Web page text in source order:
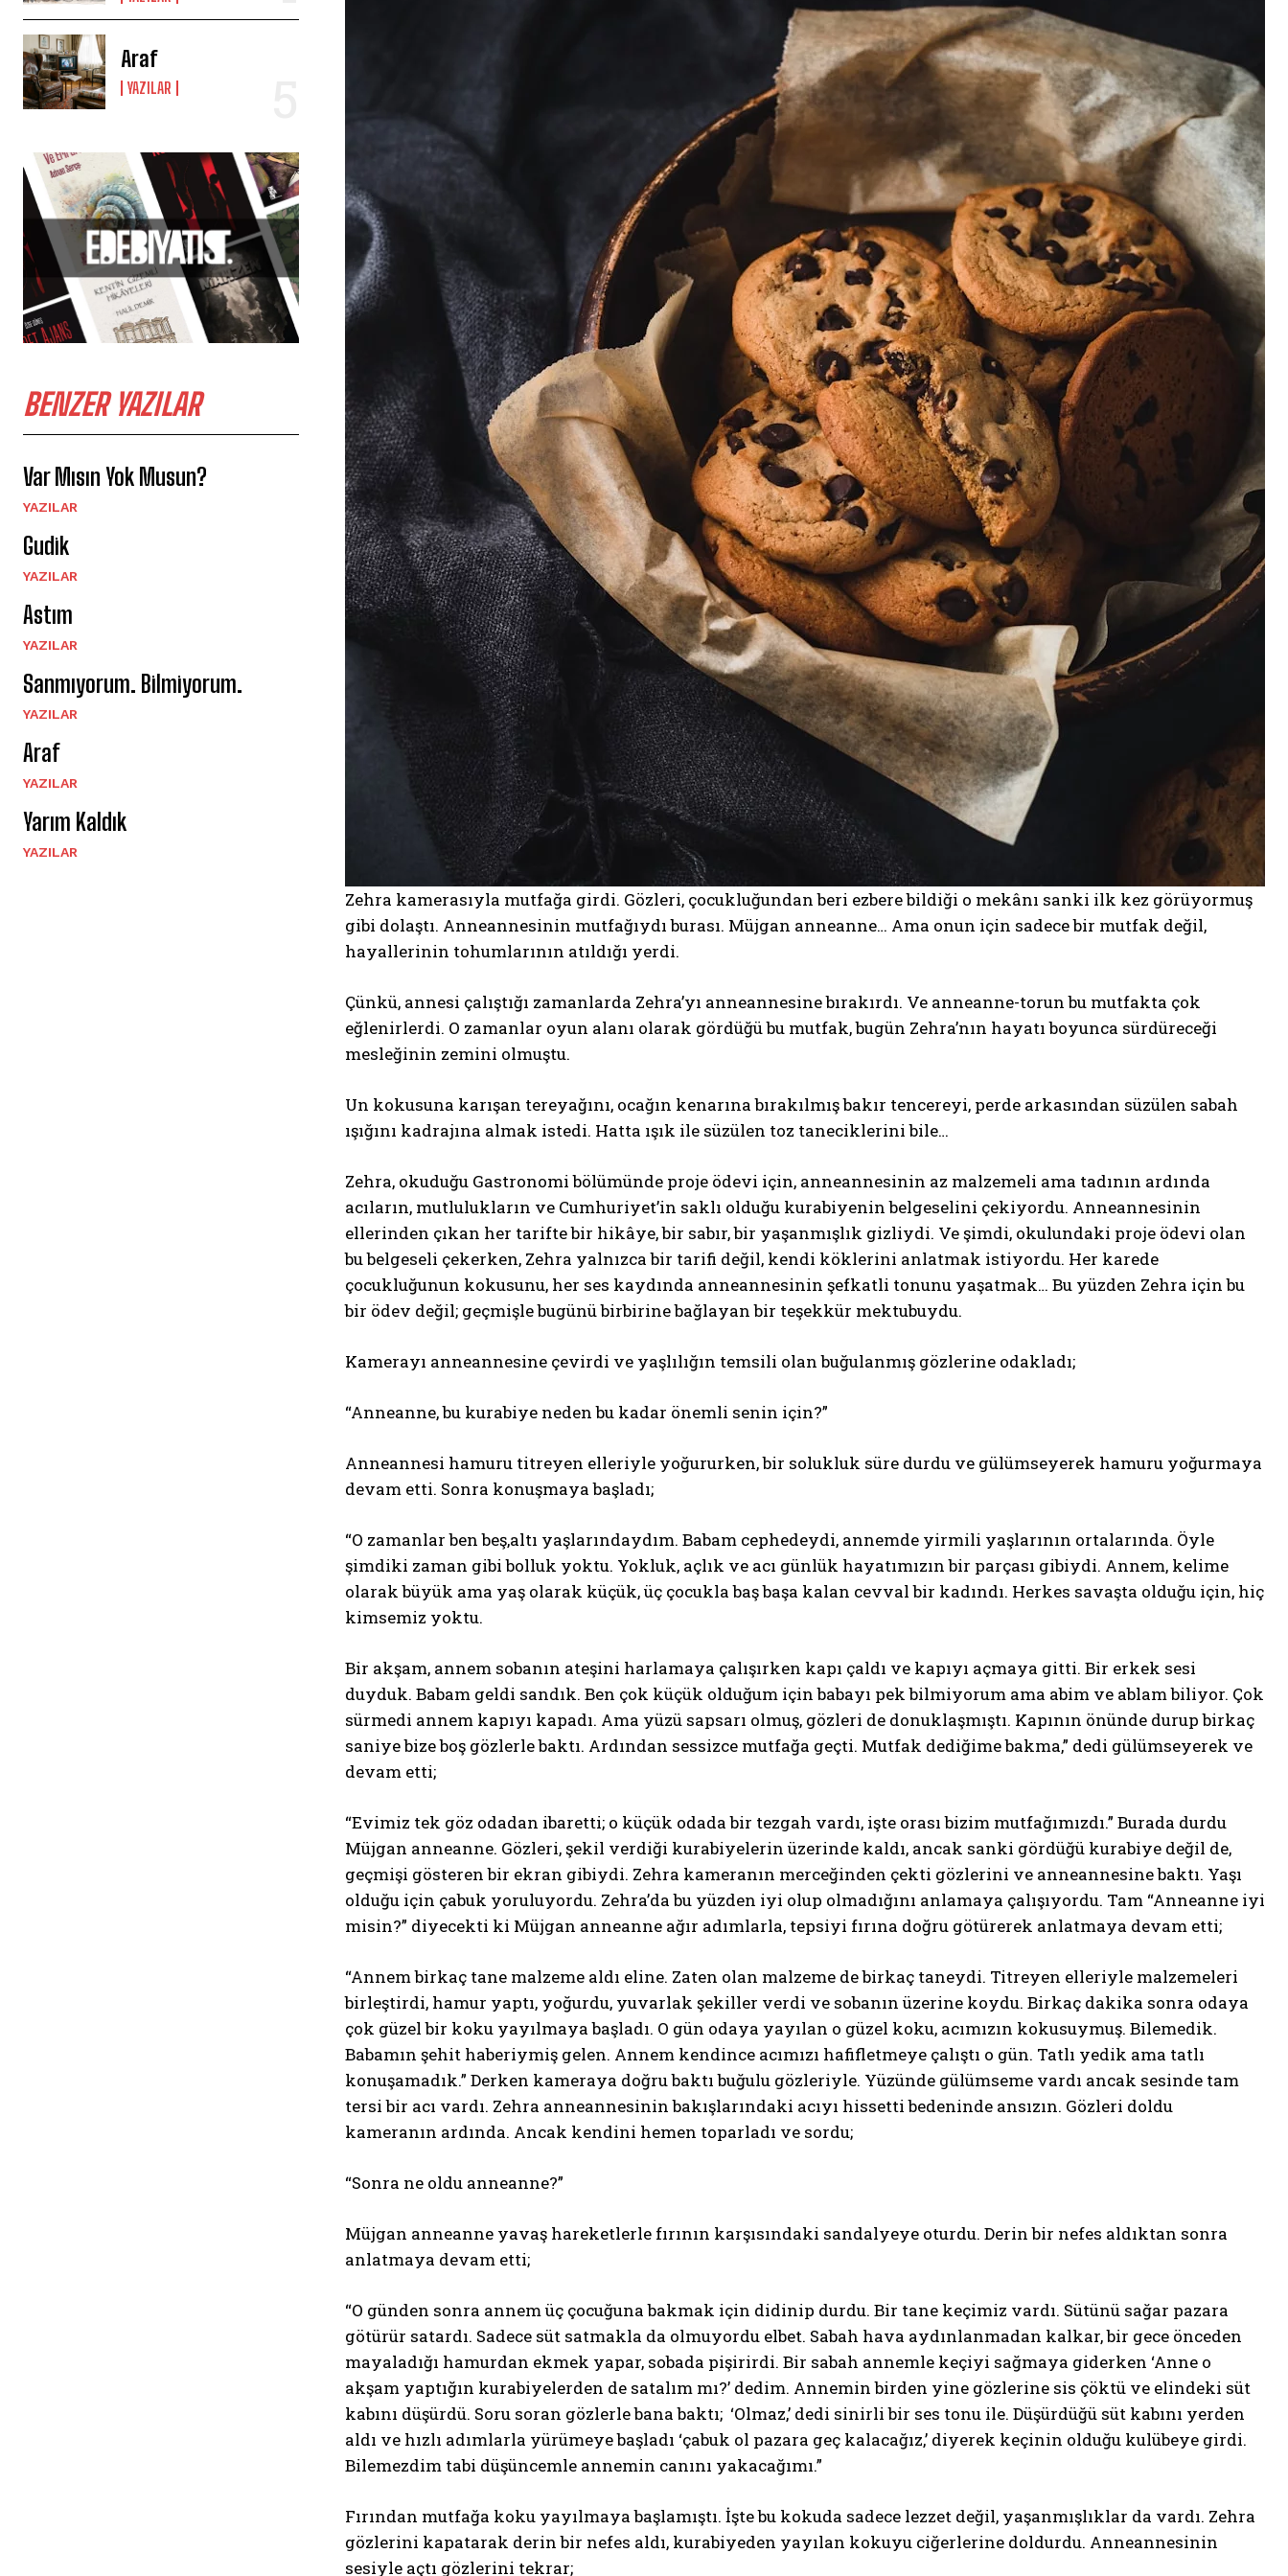
Araf
YAZILAR
BENZER YAZILAR
Var Mısın Yok Musun?
YAZILAR
Gudik
YAZILAR
Astım
YAZILAR
Sanmıyorum. Bilmiyorum.
YAZILAR
Araf
YAZILAR
Yarım Kaldık
YAZILAR
Zehra kamerasıyla mutfağa girdi. Gözleri, çocukluğundan beri ezbere bildiği o mekânı sanki ilk kez görüyormuş
gibi dolaştı. Anneannesinin mutfağıydı burası. Müjgan anneanne… Ama onun için sadece bir mutfak değil,
hayallerinin tohumlarının atıldığı yerdi.
Çünkü, annesi çalıştığı zamanlarda Zehra’yı anneannesine bırakırdı. Ve anneanne-torun bu mutfakta çok
eğlenirlerdi. O zamanlar oyun alanı olarak gördüğü bu mutfak, bugün Zehra’nın hayatı boyunca sürdüreceği
mesleğinin zemini olmuştu.
Un kokusuna karışan tereyağını, ocağın kenarına bırakılmış bakır tencereyi, perde arkasından süzülen sabah
ışığını kadrajına almak istedi. Hatta ışık ile süzülen toz taneciklerini bile…
Zehra, okuduğu Gastronomi bölümünde proje ödevi için, anneannesinin az malzemeli ama tadının ardında
acıların, mutlulukların ve Cumhuriyet’in saklı olduğu kurabiyenin belgeselini çekiyordu. Anneannesinin
ellerinden çıkan her tarifte bir hikâye, bir sabır, bir yaşanmışlık gizliydi. Ve şimdi, okulundaki proje ödevi olan
bu belgeseli çekerken, Zehra yalnızca bir tarifi değil, kendi köklerini anlatmak istiyordu. Her karede
çocukluğunun kokusunu, her ses kaydında anneannesinin şefkatli tonunu yaşatmak… Bu yüzden Zehra için bu
bir ödev değil; geçmişle bugünü birbirine bağlayan bir teşekkür mektubuydu.
Kamerayı anneannesine çevirdi ve yaşlılığın temsili olan buğulanmış gözlerine odakladı;
“Anneanne, bu kurabiye neden bu kadar önemli senin için?”
Anneannesi hamuru titreyen elleriyle yoğururken, bir solukluk süre durdu ve gülümseyerek hamuru yoğurmaya
devam etti. Sonra konuşmaya başladı;
“O zamanlar ben beş,altı yaşlarındaydım. Babam cephedeydi, annemde yirmili yaşlarının ortalarında. Öyle
şimdiki zaman gibi bolluk yoktu. Yokluk, açlık ve acı günlük hayatımızın bir parçası gibiydi. Annem, kelime
olarak büyük ama yaş olarak küçük, üç çocukla baş başa kalan cevval bir kadındı. Herkes savaşta olduğu için, hiç
kimsemiz yoktu.
Bir akşam, annem sobanın ateşini harlamaya çalışırken kapı çaldı ve kapıyı açmaya gitti. Bir erkek sesi
duyduk. Babam geldi sandık. Ben çok küçük olduğum için babayı pek bilmiyorum ama abim ve ablam biliyor. Çok
sürmedi annem kapıyı kapadı. Ama yüzü sapsarı olmuş, gözleri de donuklaşmıştı. Kapının önünde durup birkaç
saniye bize boş gözlerle baktı. Ardından sessizce mutfağa geçti. Mutfak dediğime bakma,” dedi gülümseyerek ve
devam etti;
“Evimiz tek göz odadan ibaretti; o küçük odada bir tezgah vardı, işte orası bizim mutfağımızdı.” Burada durdu
Müjgan anneanne. Gözleri, şekil verdiği kurabiyelerin üzerinde kaldı, ancak sanki gördüğü kurabiye değil de,
geçmişi gösteren bir ekran gibiydi. Zehra kameranın merceğinden çekti gözlerini ve anneannesine baktı. Yaşı
olduğu için çabuk yoruluyordu. Zehra’da bu yüzden iyi olup olmadığını anlamaya çalışıyordu. Tam “Anneanne iyi
misin?” diyecekti ki Müjgan anneanne ağır adımlarla, tepsiyi fırına doğru götürerek anlatmaya devam etti;
“Annem birkaç tane malzeme aldı eline. Zaten olan malzeme de birkaç taneydi. Titreyen elleriyle malzemeleri
birleştirdi, hamur yaptı, yoğurdu, yuvarlak şekiller verdi ve sobanın üzerine koydu. Birkaç dakika sonra odaya
çok güzel bir koku yayılmaya başladı. O gün odaya yayılan o güzel koku, acımızın kokusuymuş. Bilemedik.
Babamın şehit haberiymiş gelen. Annem kendince acımızı hafifletmeye çalıştı o gün. Tatlı yedik ama tatlı
konuşamadık.” Derken kameraya doğru baktı buğulu gözleriyle. Yüzünde gülümseme vardı ancak sesinde tam
tersi bir acı vardı. Zehra anneannesinin bakışlarındaki acıyı hissetti bedeninde ansızın. Gözleri doldu
kameranın ardında. Ancak kendini hemen toparladı ve sordu;
“Sonra ne oldu anneanne?”
Müjgan anneanne yavaş hareketlerle fırının karşısındaki sandalyeye oturdu. Derin bir nefes aldıktan sonra
anlatmaya devam etti;
“O günden sonra annem üç çocuğuna bakmak için didinip durdu. Bir tane keçimiz vardı. Sütünü sağar pazara
götürür satardı. Sadece süt satmakla da olmuyordu elbet. Sabah hava aydınlanmadan kalkar, bir gece önceden
mayaladığı hamurdan ekmek yapar, sobada pişirirdi. Bir sabah annemle keçiyi sağmaya giderken ‘Anne o
akşam yaptığın kurabiyelerden de satalım mı?’ dedim. Annemin birden yine gözlerine sis çöktü ve elindeki süt
kabını düşürdü. Soru soran gözlerle bana baktı; ‘Olmaz,’ dedi sinirli bir ses tonu ile. Düşürdüğü süt kabını yerden
aldı ve hızlı adımlarla yürümeye başladı ‘çabuk ol pazara geç kalacağız,’ diyerek keçinin olduğu kulübeye girdi.
Bilemezdim tabi düşüncemle annemin canını yakacağımı.”
Fırından mutfağa koku yayılmaya başlamıştı. İşte bu kokuda sadece lezzet değil, yaşanmışlıklar da vardı. Zehra
gözlerini kapatarak derin bir nefes aldı, kurabiyeden yayılan kokuyu ciğerlerine doldurdu. Anneannesinin
sesiyle açtı gözlerini tekrar;